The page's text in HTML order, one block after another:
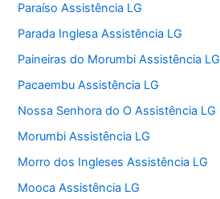
Paraíso Assistência LG
Parada Inglesa Assistência LG
Paineiras do Morumbi Assistência LG
Pacaembu Assistência LG
Nossa Senhora do O Assistência LG
Morumbi Assistência LG
Morro dos Ingleses Assistência LG
Mooca Assistência LG